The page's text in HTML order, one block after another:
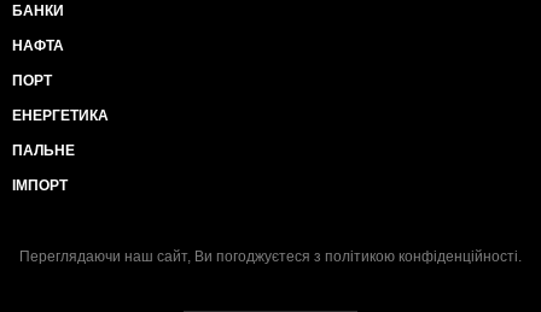
БАНКИ
НАФТА
ПОРТ
ЕНЕРГЕТИКА
ПАЛЬНЕ
ІМПОРТ
Переглядаючи наш сайт, Ви погоджуєтеся з політикою конфіденційності.